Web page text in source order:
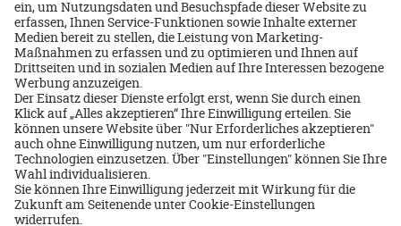
Eva Bohmann
05431-4019
Email schreiben
Jetzt Beratungstermin
buchen